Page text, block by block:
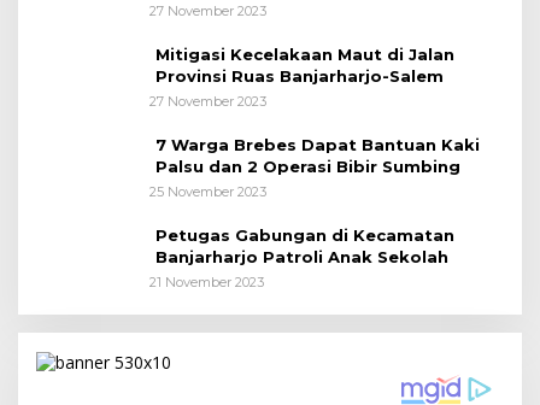
27 November 2023
Mitigasi Kecelakaan Maut di Jalan
Provinsi Ruas Banjarharjo-Salem
27 November 2023
7 Warga Brebes Dapat Bantuan Kaki
Palsu dan 2 Operasi Bibir Sumbing
25 November 2023
Petugas Gabungan di Kecamatan
Banjarharjo Patroli Anak Sekolah
21 November 2023